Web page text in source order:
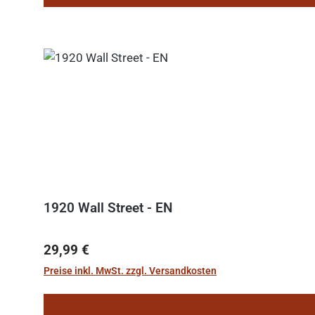
1920 Wall Street - EN
Regulärer Preis:
29,99 €
Preise inkl. MwSt. zzgl. Versandkosten